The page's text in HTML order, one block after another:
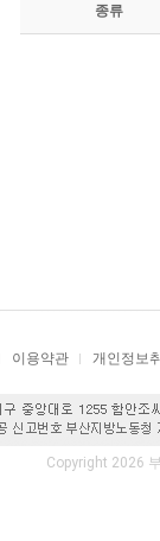
종류
이용약관 개인정보
Copyright 2026